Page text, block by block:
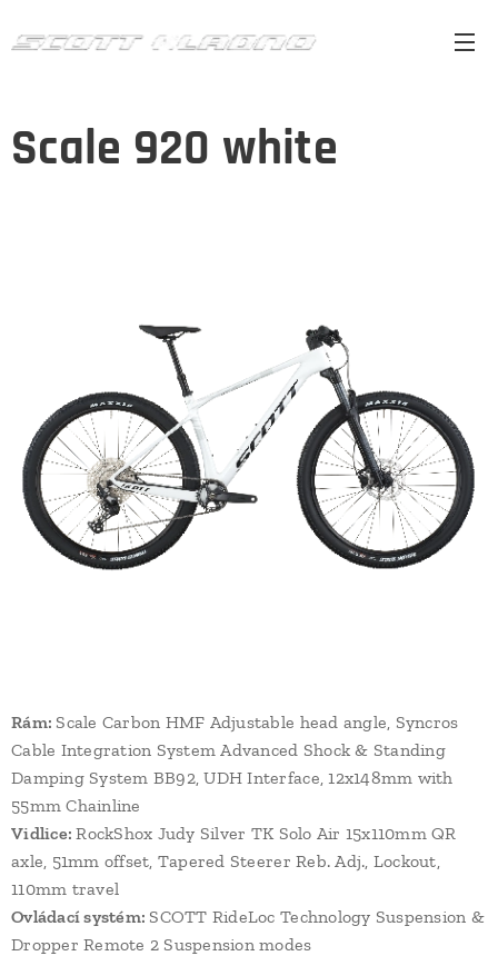
Scale 920 white
Rám: Scale Carbon HMF Adjustable head angle, Syncros
Cable Integration System Advanced Shock & Standing
Damping System BB92, UDH Interface, 12x148mm with
55mm Chainline
Vidlice:RockShox Judy Silver TK Solo Air 15x110mm QR
axle, 51mm offset, Tapered Steerer Reb. Adj., Lockout,
110mm travel
Ovládací systém: SCOTT RideLoc Technology Suspension &
Dropper Remote 2 Suspension modes